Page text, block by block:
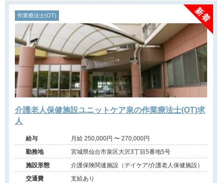
作業療法士(OT)
介護老人保健施設ユニットケア泉の作業療法士(OT)求
人
給与
月給 250,000円 〜 270,000円
勤務地
宮城県仙台市泉区大沢3丁目5番地5号
施設形態
介護保険関連施設（デイケア/介護老人保健施設）
交通費
支給あり